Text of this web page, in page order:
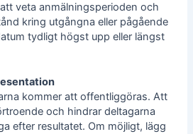
veta anmälningsperioden och
kring utgångna eller pågående
tydligt högst upp eller längst
kommer att offentliggöras. Att
och hindrar deltagarna
efter resultatet. Om möjligt, lägg